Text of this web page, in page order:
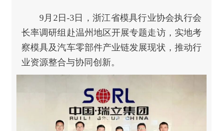
9月2日-3日，浙江省模具行业协会执行会
长率调研组赴温州地区开展专题走访，实地考
察模具及汽车零部件产业链发展现状，推动行
业资源整合与协同创新。